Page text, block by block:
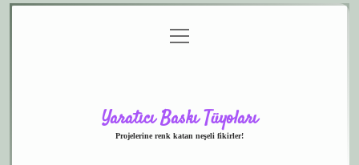
menüyü
aç
Yaratıcı Baskı Tüyoları
Projelerine renk katan neşeli fikirler!